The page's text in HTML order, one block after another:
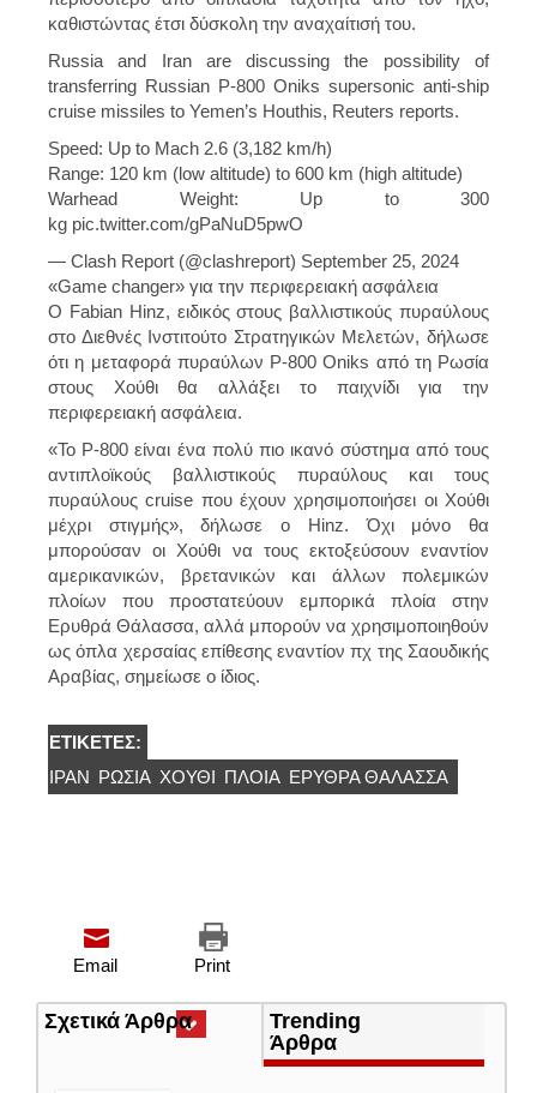
καθιστώντας έτσι δύσκολη την αναχαίτισή του.
Russia and Iran are discussing the possibility of
transferring Russian P-800 Oniks supersonic anti-ship
cruise missiles to Yemen’s Houthis, Reuters reports.
Speed: Up to Mach 2.6 (3,182 km/h)
Range: 120 km (low altitude) to 600 km (high altitude)
Warhead Weight: Up to 300
kg pic.twitter.com/gPaNuD5pwO
— Clash Report (@clashreport) September 25, 2024
«Game changer» για την περιφερειακή ασφάλεια
Ο Fabian Hinz, ειδικός στους βαλλιστικούς πυραύλους
στο Διεθνές Ινστιτούτο Στρατηγικών Μελετών, δήλωσε
ότι η μεταφορά πυραύλων P-800 Oniks από τη Ρωσία
στους Χούθι θα αλλάξει το παιχνίδι για την
περιφερειακή ασφάλεια.
«Το P-800 είναι ένα πολύ πιο ικανό σύστημα από τους
αντιπλοϊκούς βαλλιστικούς πυραύλους και τους
πυραύλους cruise που έχουν χρησιμοποιήσει οι Χούθι
μέχρι στιγμής», δήλωσε ο Hinz. Όχι μόνο θα
μπορούσαν οι Χούθι να τους εκτοξεύσουν εναντίον
αμερικανικών, βρετανικών και άλλων πολεμικών
πλοίων που προστατεύουν εμπορικά πλοία στην
Ερυθρά Θάλασσα, αλλά μπορούν να χρησιμοποιηθούν
ως όπλα χερσαίας επίθεσης εναντίον πχ της Σαουδικής
Αραβίας, σημείωσε ο ίδιος.
ΕΤΙΚΈΤΕΣ:
ΙΡΆΝ ΡΩΣΊΑ ΧΟΥΘΙ ΠΛΟΙΑ ΕΡΥΘΡΆ ΘΆΛΑΣΣΑ
Print
Email
Σχετικά Άρθρα(ενεργή
καρτέλα)
Trending
Άρθρα